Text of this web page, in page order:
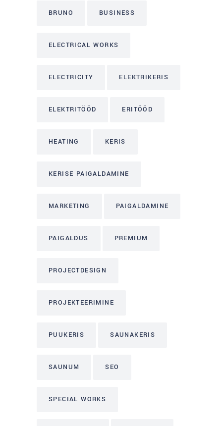
BRUNO BUSINESS
ELECTRICAL WORKS
ELECTRICITY ELEKTRIKERIS
ELEKTRITÖÖD ERITÖÖD
HEATING KERIS
KERISE PAIGALDAMINE
MARKETING PAIGALDAMINE
PAIGALDUS PREMIUM
PROJECTDESIGN
PROJEKTEERIMINE
PUUKERIS SAUNAKERIS
SAUNUM SEO
SPECIAL WORKS